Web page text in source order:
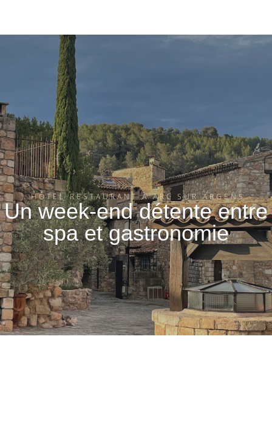
HÔTEL RESTAURANT À ARC SUR ARGENS
Un week-end détente entre
spa et gastronomie